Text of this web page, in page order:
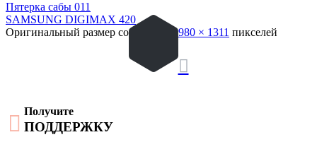
Пятерка сабы 011
SAMSUNG DIGIMAX 420
Оригинальный размер составляет
1980 × 1311 пикселей

 Получите
ПОДДЕРЖКУ